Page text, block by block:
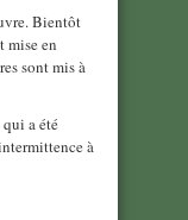
Bientôt
mise en
sont mis à
a été
à